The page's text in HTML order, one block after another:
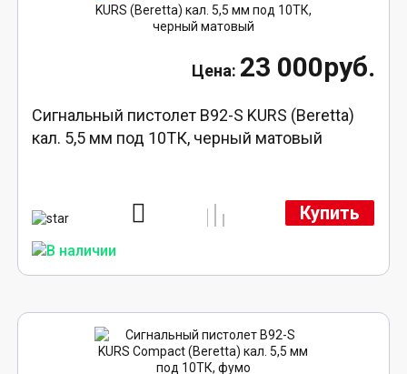
23 000руб.
Сигнальный пистолет B92-S KURS (Beretta)
кал. 5,5 мм под 10ТК, черный матовый
Купить